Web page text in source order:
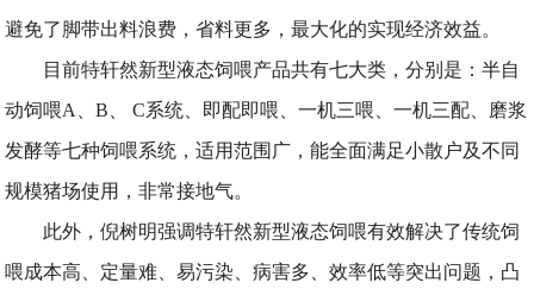
避免了脚带出料浪费，省料更多，最大化的实现经济效益。
目前特轩然新型液态饲喂产品共有七大类，分别是：半自
动饲喂A、B、 C系统、即配即喂、一机三喂、一机三配、磨浆
发酵等七种饲喂系统，适用范围广，能全面满足小散户及不同
规模猪场使用，非常接地气。
此外，倪树明强调特轩然新型液态饲喂有效解决了传统饲
喂成本高、定量难、易污染、病害多、效率低等突出问题，凸